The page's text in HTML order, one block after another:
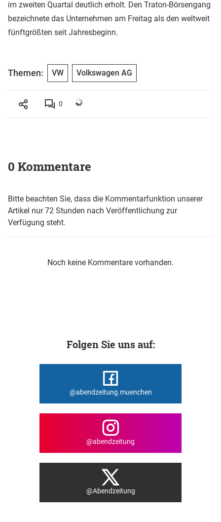
im zweiten Quartal deutlich erholt. Den Traton-Börsengang
bezeichnete das Unternehmen am Freitag als den weltweit
fünftgrößten seit Jahresbeginn.
Themen: VW Volkswagen AG
0
0 Kommentare
Bitte beachten Sie, dass die Kommentarfunktion unserer
Artikel nur 72 Stunden nach Veröffentlichung zur
Verfügung steht.
Noch keine Kommentare vorhanden.
Folgen Sie uns auf:
@abendzeitung.muenchen
@abendzeitung
@Abendzeitung